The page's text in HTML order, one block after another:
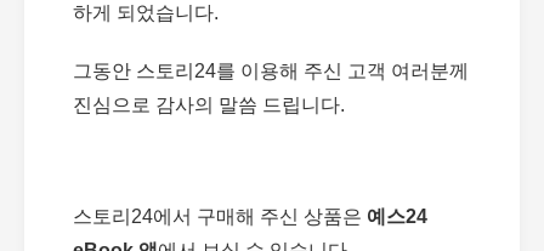
하게 되었습니다.
그동안 스토리24를 이용해 주신 고객 여러분께
진심으로 감사의 말씀 드립니다.
스토리24에서 구매해 주신 상품은 예스24